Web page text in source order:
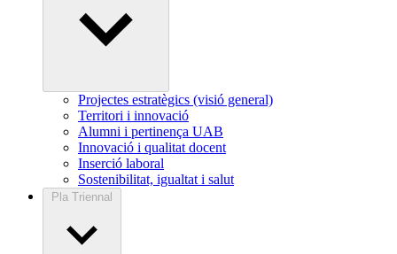
Projectes estratègics (visió general)
Territori i innovació
Alumni i pertinença UAB
Innovació i qualitat docent
Inserció laboral
Sostenibilitat, igualtat i salut
Pla Triennal